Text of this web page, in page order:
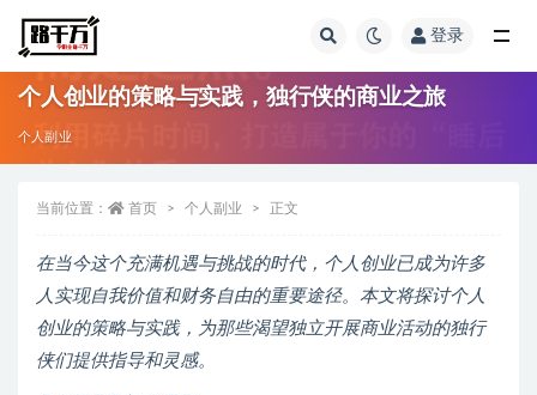
登录
个人创业的策略与实践，独行侠的商业之旅
个人副业
当前位置： 首页 个人副业 正文
在当今这个充满机遇与挑战的时代，个人创业已成为许多
人实现自我价值和财务自由的重要途径。本文将探讨个人
创业的策略与实践，为那些渴望独立开展商业活动的独行
侠们提供指导和灵感。